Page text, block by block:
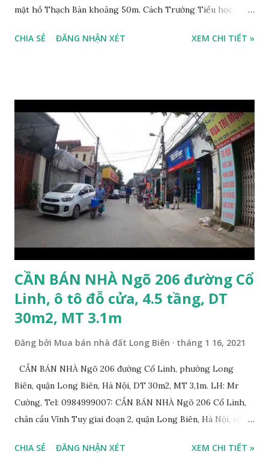
mặt hồ Thạch Bàn khoảng 50m. Cách Trường Tiểu học
30m, phía trước mặt thoáng. Cách mặt đường Cổ Linh
ngõ thông, đường trải nhựa, 2 ô tô tránh nhau. Đường và vỉa
hè rộng 6m. Đất thổ cư, diện tích mặt bằng 132m2, mặt tiền
8m. Hướng: Đông, pháp lý: sổ đỏ chính chủ. Giá bán: 9.5 tỷ,
có thương lượng với khách thiện chí mua. Quý khách hàng
có nhu cầu mua đất 132m2 phố Ngọc Trì, Thạch Bàn. Vui
lòng liên hệ: Mr Nguyễn Thế Cường, Tel: 0984.999.007 –
0915.383.393. Miễn môi giới và Quảng cáo trực tuyến
CHIA SẺ ĐĂNG NHẬN XÉT XEM CHI TIẾT »
CẦN BÁN NHÀ Ngõ 206 đường Cổ
Linh, ô tô đỗ cửa, 4.5 tầng, DT
30m2, MT 3.1m
Đăng bởi Mua bán nhà đất Long Biên tháng 1 16, 2021
CẦN BÁN NHÀ Ngõ 206 đường Cổ Linh, phường Long
Biên, quận Long Biên, Hà Nội, DT 30m2, MT 3,1m. LH: Mr
Cường, Tel: 0984999007: CẦN BÁN NHÀ Ngõ 206 Cổ Linh,
chân cầu Vĩnh Tuy giai đoạn 2, quận Long Biên, Hà Nội, với
Cổ Linh, ngõ trước nhà rộng 5m, ô tô để trước nhà được; *
CHIA SẺ ĐĂNG NHẬN XÉT XEM CHI TIẾT »